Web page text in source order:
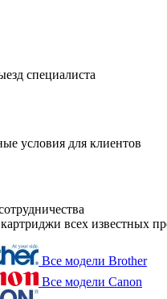
специалиста
условия для клиентов
всех известных
Все модели Brother
Все модели Canon